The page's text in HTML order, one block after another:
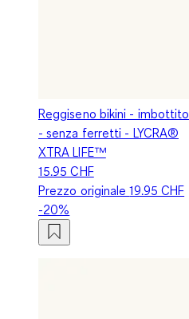
Reggiseno bikini - imbottito
- senza ferretti - LYCRA®
XTRA LIFE™
15.95 CHF
Prezzo originale19.95 CHF
-20%